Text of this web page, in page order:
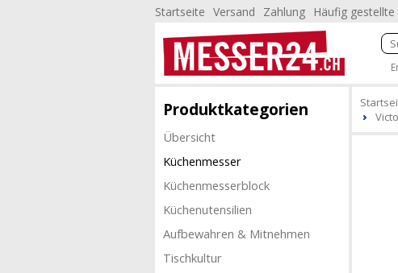
Startseite Versand Zahlung Häufig gestellte
Produktkategorien
Übersicht
Küchenmesser
Küchenmesserblock
Küchenutensilien
Aufbewahren & Mitnehmen
Tischkultur